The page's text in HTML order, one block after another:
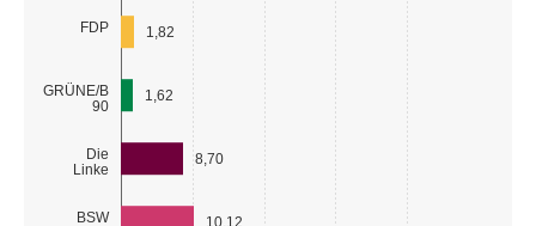
FDP
GRÜNE/B
90
Die
Linke
BSW
1,82
1,62
8,70
10,12